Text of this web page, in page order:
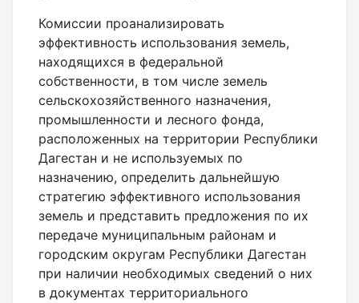
Комиссии проанализировать
эффективность использования земель,
находящихся в федеральной
собственности, в том числе земель
сельскохозяйственного назначения,
промышленности и лесного фонда,
расположенных на территории Республики
Дагестан и не используемых по
назначению, определить дальнейшую
стратегию эффективного использования
земель и представить предложения по их
передаче муниципальным районам и
городским округам Республики Дагестан
при наличии необходимых сведений о них
в документах территориального